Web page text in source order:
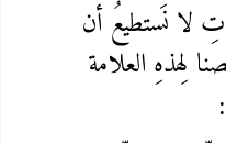
لا نَستطيعُ أن
لِهذهِ العلامة